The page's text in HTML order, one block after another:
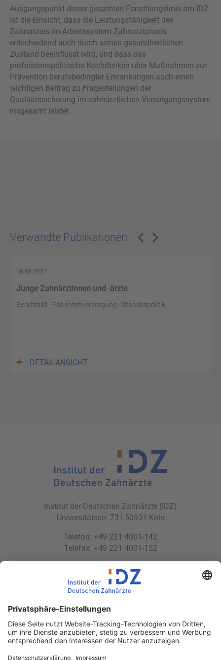
Ausgangspunkt dieser gesamten Forschungslinie am IDZ
ist die Einsicht, dass die Leistungsfähigkeit des
Zahnarztes im Arbeitssystem Zahnarztpraxis
entscheidend auch durch seinen gesundheitlichen
Zustand beeinflusst wird, und dass das
professionspolitische Nachdenken über Maßnahmen zur
Prävention berufsbedingter Erkrankungen auch einen
wichtigen Beitrag zu Fragestellungen der
Qualitätssicherung im zahnärztlichen Versorgungssystem
insgesamt leistet.
Verwandte Publikationen
16.08.2021
Junge Zahnärztinnen und -ärzte
Berufsbild - Patientenversorgung - Standespolitik
DETAILANSICHT
Institut der Deutschen Zahnärzte (IDZ)
Universitätsstr. 73 | 50931 Köln
Telefon: +49 221 4001-142
Telefax: +49 221 4001-152
idz(at)idz.institute
Web: www.idz.institute
Partnerseiten